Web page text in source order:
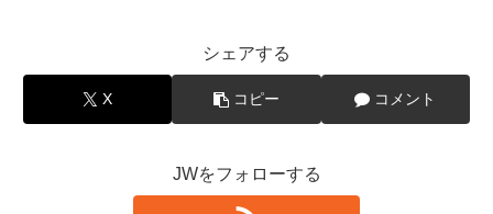
シェアする
X コピー コメント
JWをフォローする